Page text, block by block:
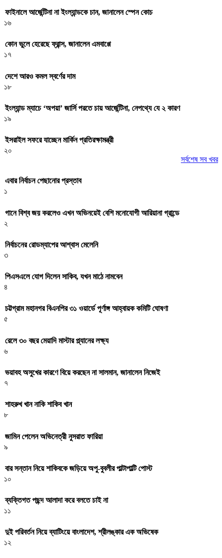
ফাইনালে আর্জেন্টিনা না ইংল্যান্ডকে চান, জানালেন স্পেন কোচ
১৬
কোন ভুলে হেরেছে ফ্রান্স, জানালেন এমবাপ্পে
১৭
দেশে আরও কমল স্বর্ণের দাম
১৮
ইংল্যান্ড ম্যাচে ‘অপয়া’ জার্সি পরতে চায় আর্জেন্টিনা, নেপথ্যে যে ২ কারণ
১৯
ইসরাইল সফরে যাচ্ছেন মার্কিন প্রতিরক্ষামন্ত্রী
২০
সর্বশেষ সব খবর
এবার নির্বাচন পেছানোর প্রস্তাব
১
গানে বিশ্ব জয় করলেও এখন অভিনয়েই বেশি মনোযোগী আরিয়ানা গ্রান্ডে
২
নির্বাচনের রোডম্যাপের আশ্বাস মেলেনি
৩
পিএসএলে যোগ দিলেন সাকিব, যখন মাঠে নামবেন
৪
চট্টগ্রাম মহানগর বিএনপির ৩১ ওয়ার্ডে পূর্ণাঙ্গ আহ্বায়ক কমিটি ঘোষণা
৫
রেলে ৩০ বছর মেয়াদি মাস্টার প্ল্যানের লক্ষ্য
৬
ভয়াবহ অসুখের কারণে বিয়ে করছেন না সালমান, জানালেন নিজেই
৭
শাহরুখ খান নাকি শাকিব খান
৮
জামিন পেলেন অভিনেত্রী নুসরাত ফারিয়া
৯
বার সন্তান নিয়ে শাকিবকে জড়িয়ে অপু-বুবলীর পাল্টাপাল্টি পোস্ট
১০
ব্যক্তিগত পছন্দ আলাদা করে বলতে চাই না
১১
দুই পরিবর্তন নিয়ে ব্যাটিংয়ে বাংলাদেশ, শ্রীলঙ্কার এক অভিষেক
১২